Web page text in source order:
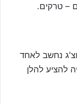
– טרקים.
נחשב לאחד
להציע להלן